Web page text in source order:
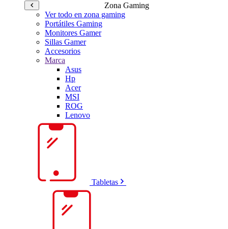
Zona Gaming
Ver todo en zona gaming
Portátiles Gaming
Monitores Gamer
Sillas Gamer
Accesorios
Marca
Asus
Hp
Acer
MSI
ROG
Lenovo
Tabletas